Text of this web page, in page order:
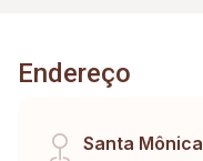
Endereço
Santa Mônica